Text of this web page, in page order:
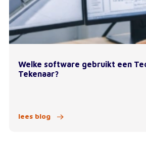
Welke software gebruikt een
Tekenaar?
lees blog